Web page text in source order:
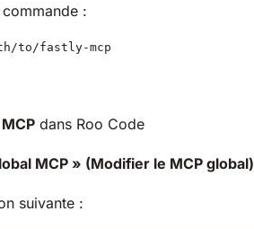
:
to/fastly-mcp
MCP dans Roo Code
MCP » (Modifier le MCP global)
suivante :